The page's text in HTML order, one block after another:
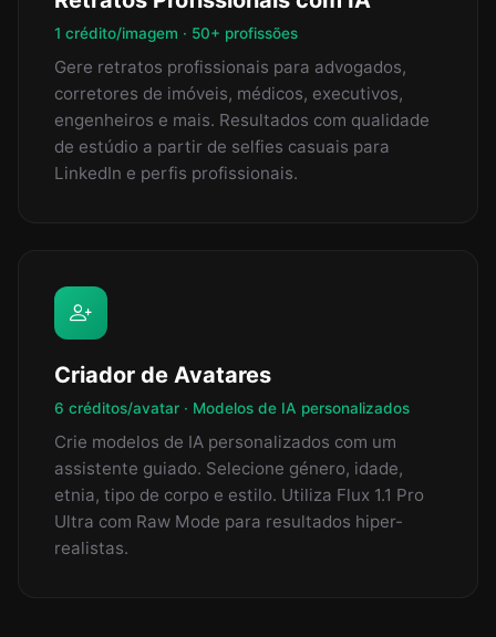
1 crédito/imagem · 50+ profissões
Gere retratos profissionais para advogados,
corretores de imóveis, médicos, executivos,
engenheiros e mais. Resultados com qualidade
de estúdio a partir de selfies casuais para
LinkedIn e perfis profissionais.
Criador de Avatares
6 créditos/avatar · Modelos de IA personalizados
Crie modelos de IA personalizados com um
assistente guiado. Selecione género, idade,
etnia, tipo de corpo e estilo. Utiliza Flux 1.1 Pro
Ultra com Raw Mode para resultados hiper-
realistas.